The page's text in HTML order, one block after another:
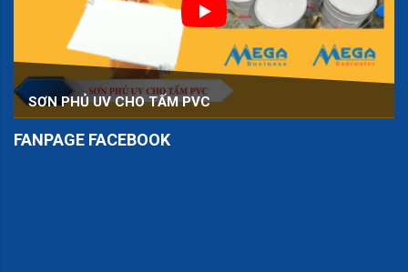
SƠN PHỦ UV CHO TẤM PVC
FANPAGE FACEBOOK